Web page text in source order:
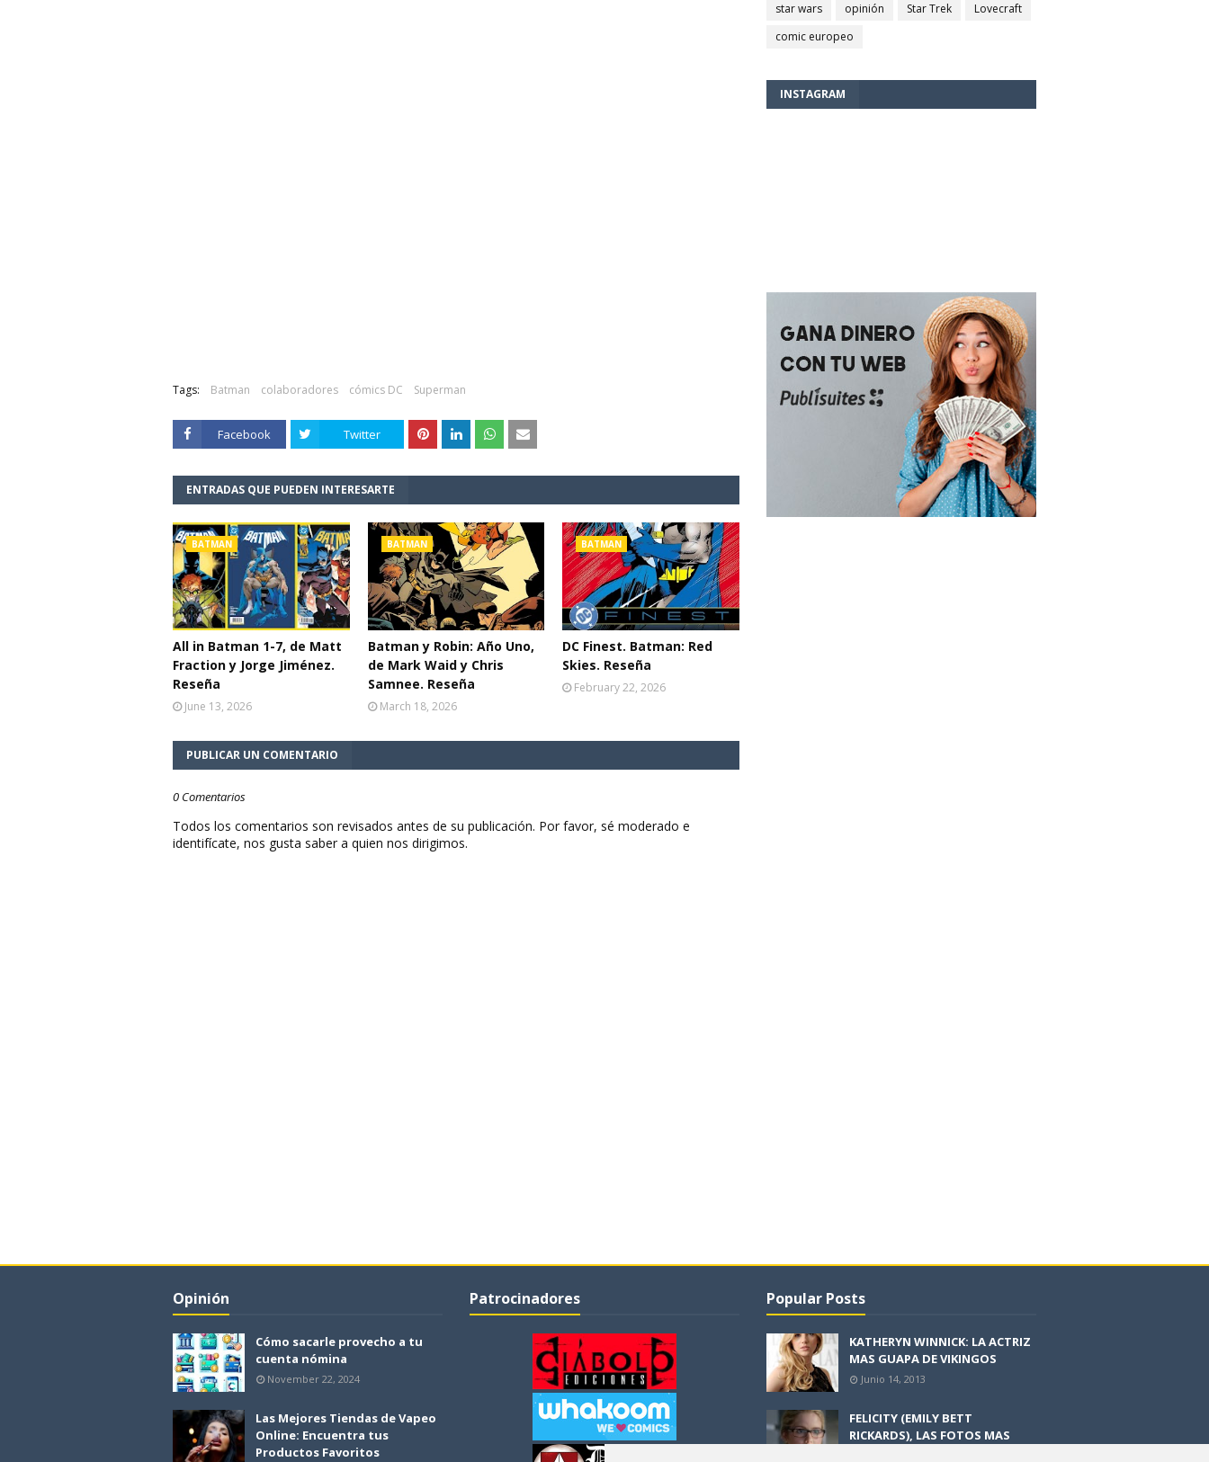
Tags: Batman colaboradores cómics DC Superman
Facebook Twitter
ENTRADAS QUE PUEDEN INTERESARTE
BATMAN
All in Batman 1-7, de Matt
Fraction y Jorge Jiménez.
Reseña
June 13, 2026
BATMAN
Batman y Robin: Año Uno,
de Mark Waid y Chris
Samnee. Reseña
March 18, 2026
BATMAN
DC Finest. Batman: Red
Skies. Reseña
February 22, 2026
PUBLICAR UN COMENTARIO
0 Comentarios
Todos los comentarios son revisados antes de su publicación. Por favor, sé moderado e
identifícate, nos gusta saber a quien nos dirigimos.
star wars
opinión Star Trek
Lovecraft
comic europeo
INSTAGRAM
Opinión
Cómo sacarle provecho a tu
cuenta nómina
November 22, 2024
Las Mejores Tiendas de Vapeo
Online: Encuentra tus
Productos Favoritos
Patrocinadores Popular Posts
KATHERYN WINNICK: LA ACTRIZ
MAS GUAPA DE VIKINGOS
Junio 14, 2013
FELICITY (EMILY BETT
RICKARDS), LAS FOTOS MAS